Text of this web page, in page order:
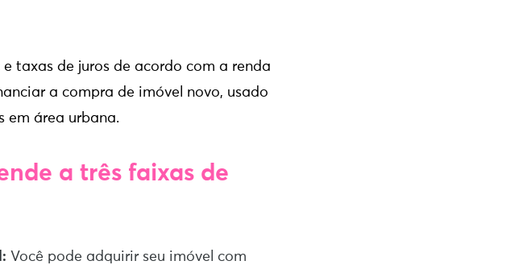
taxas de juros de acordo com a renda
a compra de imóvel novo, usado
em área urbana.
a três faixas de
Você pode adquirir seu imóvel com